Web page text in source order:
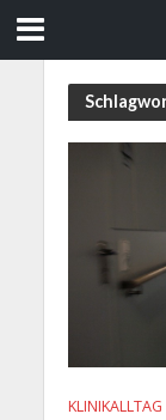
KLINIKALLTAG